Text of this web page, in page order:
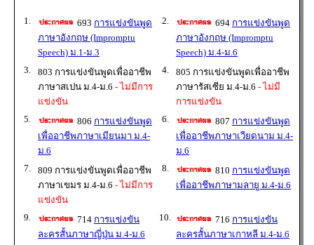
1. 693 การแข่งขันพูด
ภาษาอังกฤษ (Impromptu
Speech) ม.1-ม.3
2. 694 การแข่งขันพูด
ภาษาอังกฤษ (Impromptu
Speech) ม.4-ม.6
3.
803 การแข่งขันพูดเพื่ออาชีพ
ภาษาสเปน ม.4-ม.6 - ไม่มีการ
แข่งขัน
4.
805 การแข่งขันพูดเพื่ออาชีพ
ภาษารัสเซีย ม.4-ม.6 - ไม่มี
การแข่งขัน
5.
806 การแข่งขันพูด
เพื่ออาชีพภาษาเมียนมา ม.4-
ม.6
6. 807 การแข่งขันพูด
เพื่ออาชีพภาษาเวียดนาม ม.4-
ม.6
7.
809 การแข่งขันพูดเพื่ออาชีพ
ภาษาเขมร ม.4-ม.6 - ไม่มีการ
แข่งขัน
8. 810 การแข่งขันพูด
เพื่ออาชีพภาษามลายู ม.4-ม.6
9. 714 การแข่งขัน
ละครสั้นภาษาญี่ปุ่น ม.4-ม.6
10. 716 การแข่งขัน
ละครสั้นภาษาเกาหลี ม.4-ม.6